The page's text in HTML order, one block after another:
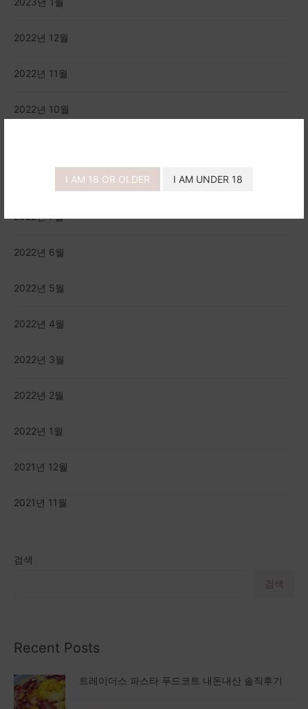
I AM 18 OR OLDER I AM UNDER 18
검색
검색
Recent Posts
트레이더스 파스타 푸드코트 내돈내산 솔직후기
2022년 12월
2022년 11월
2022년 10월
2022년 7월
2022년 6월
2022년 5월
2022년 4월
2022년 3월
2022년 2월
2022년 1월
2021년 12월
2021년 11월